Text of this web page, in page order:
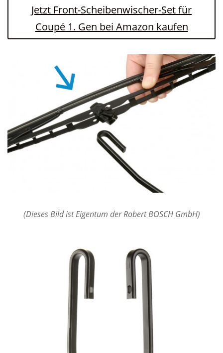
Jetzt Front-Scheibenwischer-Set für
Coupé 1. Gen bei Amazon kaufen
(Dieses Bild ist Eigentum der Robert BOSCH GmbH)